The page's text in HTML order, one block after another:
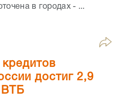
в городах - ...
достиг 2,9
ВТБ